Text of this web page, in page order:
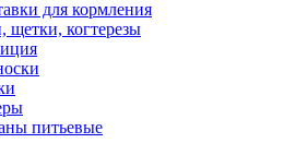
для кормления
щетки, когтерезы
питьевые